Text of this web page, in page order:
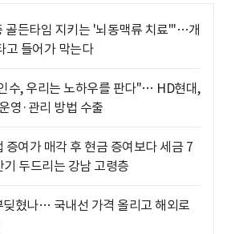
골든타임 지키는 '뇌동맥류 치료'"…개
고 들어가 막는다
수, 우리는 노하우를 판다"… HD현대,
영·관리 방법 수출
증여가 매각 후 현금 증여보다 세금 7
두드리는 강남 고령층
딪혔나… 국내선 가격 올리고 해외로